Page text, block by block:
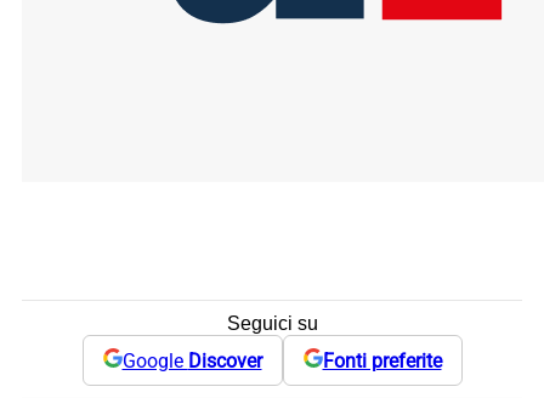
Seguici su
Google Discover Fonti preferite